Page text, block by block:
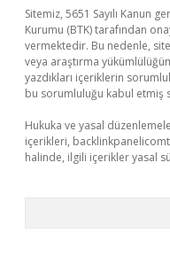
Sitemiz, 5651 Sayılı Kanun
Kurumu (BTK) tarafından
vermektedir. Bu nedenle,
veya araştırma
yazdıkları içeriklerin
bu sorumluluğu kabul etmiş
Hukuka ve yasal
içerikleri,
halinde, ilgili içerikler yasal